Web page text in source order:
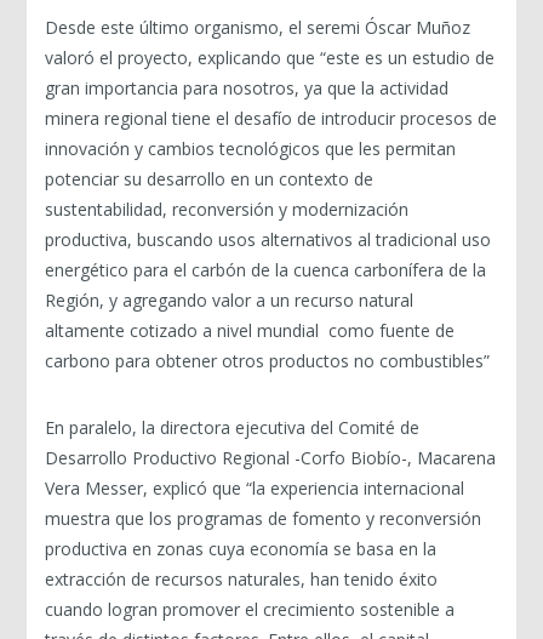
Desde este último organismo, el seremi Óscar Muñoz
valoró el proyecto, explicando que “este es un estudio de
gran importancia para nosotros, ya que la actividad
minera regional tiene el desafío de introducir procesos de
innovación y cambios tecnológicos que les permitan
potenciar su desarrollo en un contexto de
sustentabilidad, reconversión y modernización
productiva, buscando usos alternativos al tradicional uso
energético para el carbón de la cuenca carbonífera de la
Región, y agregando valor a un recurso natural
altamente cotizado a nivel mundial como fuente de
carbono para obtener otros productos no combustibles”
En paralelo, la directora ejecutiva del Comité de
Desarrollo Productivo Regional -Corfo Biobío-, Macarena
Vera Messer, explicó que “la experiencia internacional
muestra que los programas de fomento y reconversión
productiva en zonas cuya economía se basa en la
extracción de recursos naturales, han tenido éxito
cuando logran promover el crecimiento sostenible a